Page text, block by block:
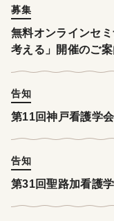
募集
無料オンラインセ
考える」開催のご案
告知
第11回神戸看護学
告知
第31回聖路加看護